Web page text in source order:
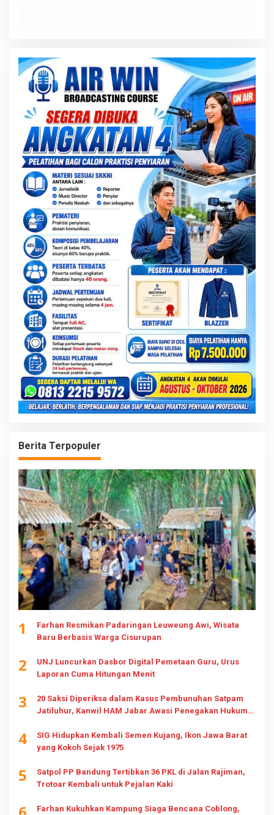
Berita Terpopuler
1
Farhan Resmikan Padaringan Leuweung Awi, Wisata
Baru Berbasis Warga Cisurupan
2
UNJ Luncurkan Dasbor Digital Pemetaan Guru, Urus
Laporan Cuma Hitungan Menit
3
20 Saksi Diperiksa dalam Kasus Pembunuhan Satpam
Jatiluhur, Kanwil HAM Jabar Awasi Penegakan Hukum
4
SIG Hidupkan Kembali Semen Kujang, Ikon Jawa Barat
yang Kokoh Sejak 1975
5
Satpol PP Bandung Tertibkan 36 PKL di Jalan Rajiman,
Trotoar Kembali untuk Pejalan Kaki
Farhan Kukuhkan Kampung Siaga Bencana Coblong,